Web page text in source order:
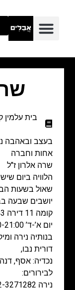
בית עלמין
בעצב ובאהבה
אחות וחברה
שרה אלרון ז"ל
שאול בשעות
יושבים שבעה בביתה
קומה 11 דירה 43, מוצ"ש 18:00-22:00
יום א’-ד’ 16:00-21:00, 10:00-14:00.
בנותיה נירה
דורית נבו,
נכדיה: אסף, דנה
לבירורים:
נירה 052-3271282